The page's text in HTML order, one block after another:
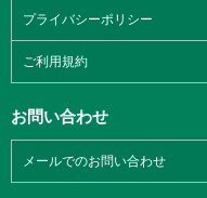
プライバシーポリシー
ご利用規約
お問い合わせ
メールでのお問い合わせ